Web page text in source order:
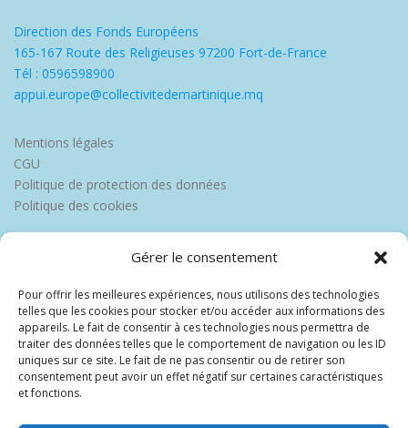
Gérer le consentement
Pour offrir les meilleures expériences, nous utilisons des technologies
telles que les cookies pour stocker et/ou accéder aux informations des
appareils. Le fait de consentir à ces technologies nous permettra de
traiter des données telles que le comportement de navigation ou les ID
uniques sur ce site. Le fait de ne pas consentir ou de retirer son
consentement peut avoir un effet négatif sur certaines caractéristiques
et fonctions.
Direction des Fonds Européens
165-167 Route des Religieuses 97200 Fort-de-France
Tél : 0596598900
appui.europe@collectivitedemartinique.mq
Mentions légales
CGU
Politique de protection des données
Politique des cookies